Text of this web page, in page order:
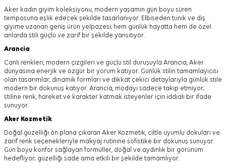
Aker kadın giyim koleksiyonu, modern yaşamın gün boyu süren
temposuna eşlik edecek şekilde tasarlanıyor. Elbiseden tunik ve dış
giyime uzanan geniş ürün yelpazesi; hem günlük hayatta hem de özel
anlarda stili güçlü ve zarif bir şekilde yansıtıyor.
Arancia
Canlı renkleri, modern çizgileri ve güçlü stil duruşuyla Arancia, Aker
dünyasına enerjik ve özgür bir yorum katıyor. Günlük stilin tamamlayıcısı
olan tasarımlar; dinamik formları ve dikkat çekici detaylarıyla günlük stile
modern bir dokunuş katıyor. Arancia, modayı sadece takip etmiyor;
stiline renk, hareket ve karakter katmak isteyenler için iddialı bir ifade
sunuyor.
Aker Kozmetik
Doğal güzelliği ön plana çıkaran Aker Kozmetik, ciltle uyumlu dokuları ve
zarif renk seçenekleriyle makyaj rutinine sofistike bir dokunuş sunuyor.
Gün boyu konfor sağlayan formüller, doğal ve aydınlık bir görünüm
hedefliyor; güzelliği sade ama etkili bir şekilde tamamlıyor.